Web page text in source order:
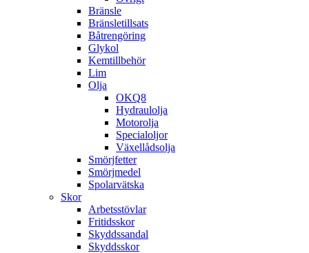
Bränsle
Bränsletillsats
Båtrengöring
Glykol
Kemtillbehör
Lim
Olja
OKQ8
Hydraulolja
Motorolja
Specialoljor
Växellådsolja
Smörjfetter
Smörjmedel
Spolarvätska
Skor
Arbetsstövlar
Fritidsskor
Skyddssandal
Skyddsskor